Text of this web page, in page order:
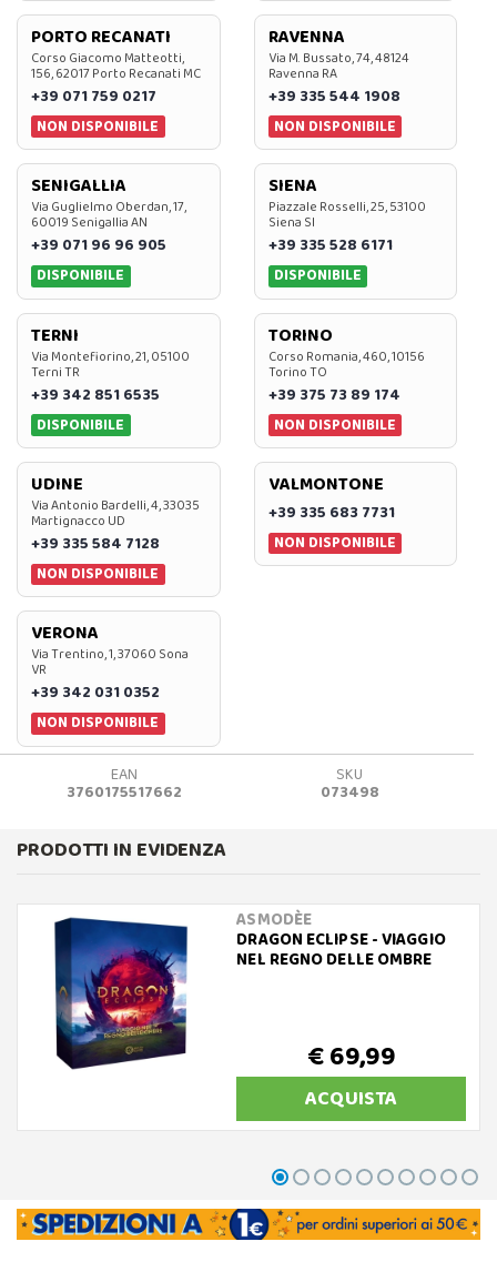
PORTO RECANATI
Corso Giacomo Matteotti,
156, 62017 Porto Recanati MC
+39 071 759 0217
NON DISPONIBILE
RAVENNA
Via M. Bussato, 74, 48124
Ravenna RA
+39 335 544 1908
NON DISPONIBILE
SENIGALLIA
Via Guglielmo Oberdan, 17,
60019 Senigallia AN
+39 071 96 96 905
DISPONIBILE
SIENA
Piazzale Rosselli, 25, 53100
Siena SI
+39 335 528 6171
DISPONIBILE
TERNI
Via Montefiorino, 21, 05100
Terni TR
+39 342 851 6535
DISPONIBILE
TORINO
Corso Romania, 460, 10156
Torino TO
+39 375 73 89 174
NON DISPONIBILE
UDINE
Via Antonio Bardelli, 4, 33035
Martignacco UD
+39 335 584 7128
NON DISPONIBILE
VALMONTONE
+39 335 683 7731
NON DISPONIBILE
VERONA
Via Trentino, 1, 37060 Sona
VR
+39 342 031 0352
NON DISPONIBILE
EAN
3760175517662
SKU
073498
PRODOTTI IN EVIDENZA
ASMODÈE
DRAGON ECLIPSE - VIAGGIO
NEL REGNO DELLE OMBRE
€ 69,99
ACQUISTA